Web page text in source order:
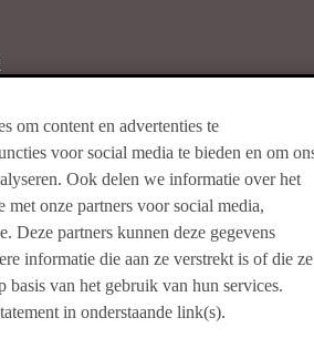
om content en advertenties te
voor social media te bieden en om
Ook delen we informatie over het
met onze partners voor social media,
Deze partners kunnen deze gegevens
informatie die aan ze verstrekt is of die ze
basis van het gebruik van hun services.
in onderstaande link(s).